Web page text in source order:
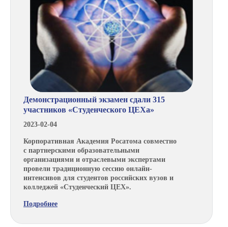
Демонстрационный экзамен сдали 315
участников «Студенческого ЦЕХа»
2023-02-04
Корпоративная Академия Росатома совместно
с партнерскими образовательными
организациями и отраслевыми экспертами
провели традиционную сессию онлайн-
интенсивов для студентов российских вузов и
колледжей «Студенческий ЦЕХ».
Подробнее